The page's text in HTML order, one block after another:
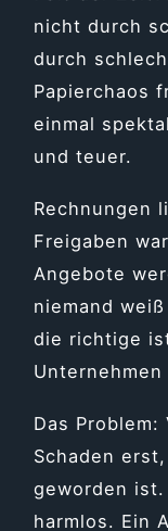
nicht durch
durch
Papierchaos
einmal
und teuer.
Rechnungen
Freigaben
Angebote
niemand
die richtige
Das
Schaden
geworden
harmlos. Ein